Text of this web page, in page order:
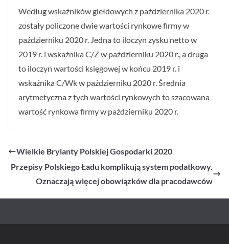
Według wskaźników giełdowych z października 2020 r.
zostały policzone dwie wartości rynkowe firmy w
październiku 2020 r. Jedna to iloczyn zysku netto w
2019 r. i wskaźnika C/Z w październiku 2020 r., a druga
to iloczyn wartości księgowej w końcu 2019 r. i
wskaźnika C/Wk w październiku 2020 r. Średnia
arytmetyczna z tych wartości rynkowych to szacowana
wartość rynkowa firmy w październiku 2020 r.
Wielkie Brylanty Polskiej Gospodarki 2020
Przepisy Polskiego Ładu komplikują system podatkowy.
Oznaczają więcej obowiązków dla pracodawców